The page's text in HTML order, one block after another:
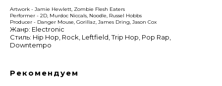
Artwork - Jamie Hewlett, Zombie Flesh Eaters
Performer - 2D, Murdoc Niccals, Noodle, Russel Hobbs
Producer - Danger Mouse, Gorillaz, James Dring, Jason Cox
Жанр: Electronic
Стиль: Hip Hop, Rock, Leftfield, Trip Hop, Pop Rap,
Downtempo
Рекомендуем